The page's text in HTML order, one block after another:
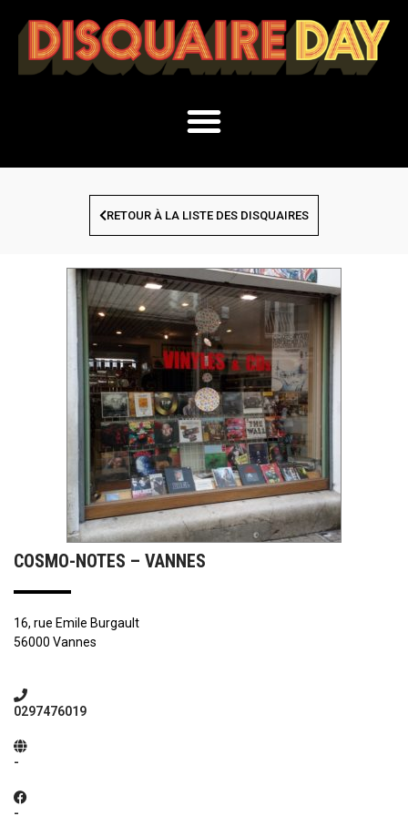
RETOUR À LA LISTE DES DISQUAIRES
COSMO-NOTES – VANNES
16, rue Emile Burgault
56000 Vannes
0297476019
-